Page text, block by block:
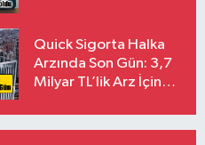
Quick Sigorta Halka
Arzında Son Gün: 3,7
Milyar TL’lik Arz İçin
Eriyor